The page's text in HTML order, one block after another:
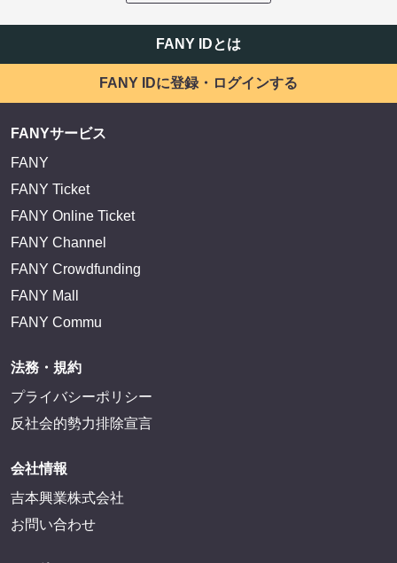
FANY IDとは
FANY IDに登録・ログインする
FANYサービス
FANY
FANY Ticket
FANY Online Ticket
FANY Channel
FANY Crowdfunding
FANY Mall
FANY Commu
法務・規約
プライバシーポリシー
反社会的勢力排除宣言
会社情報
吉本興業株式会社
お問い合わせ